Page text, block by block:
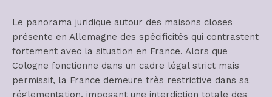
Le panorama juridique autour des maisons closes
présente en Allemagne des spécificités qui contrastent
fortement avec la situation en France. Alors que
Cologne fonctionne dans un cadre légal strict mais
permissif, la France demeure très restrictive dans sa
réglementation, imposant une interdiction totale des